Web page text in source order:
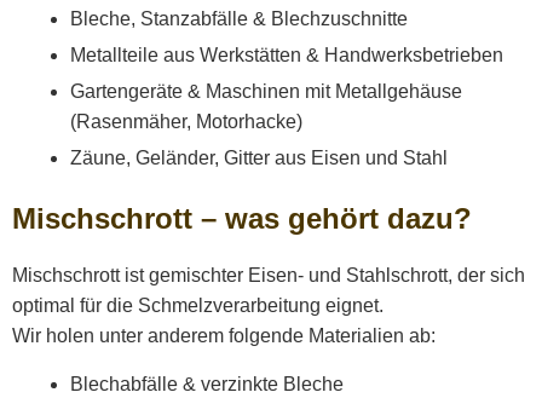
Bleche, Stanzabfälle & Blechzuschnitte
Metallteile aus Werkstätten & Handwerksbetrieben
Gartengeräte & Maschinen mit Metallgehäuse
(Rasenmäher, Motorhacke)
Zäune, Geländer, Gitter aus Eisen und Stahl
Mischschrott – was gehört dazu?
Mischschrott ist gemischter Eisen- und Stahlschrott, der sich
optimal für die Schmelzverarbeitung eignet.
Wir holen unter anderem folgende Materialien ab:
Blechabfälle & verzinkte Bleche